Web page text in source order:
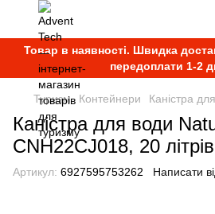
Товар в наявності. Швидка
передоплати 1-2
Туризм Контейнери Каністра
Каністра для води
CNH22CJ018, 20
Артикул: 6927595753262 Написати